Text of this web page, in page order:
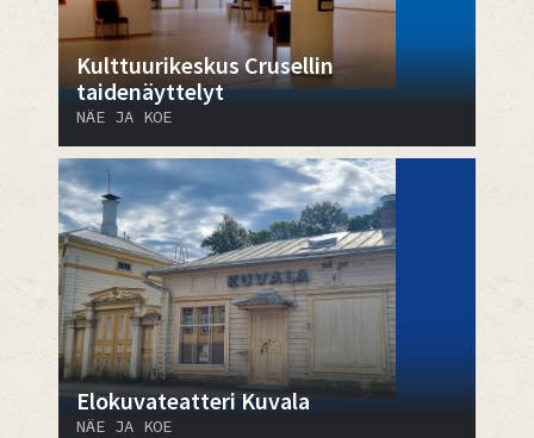
Kulttuurikeskus Crusellin
taidenäyttelyt
NÄE JA KOE
Elokuvateatteri Kuvala
NÄE JA KOE